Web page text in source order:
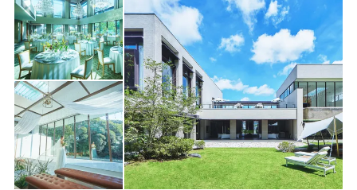
たりと過ごせます。ふたりはもちろん、大切なゲストにとっても
心からくつろげる、上質で記憶に残るひとときを。